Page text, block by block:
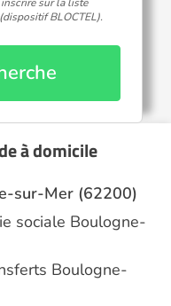
BLOCTEL).
à domicile
sur-Mer (62200)
sociale Boulogne-
Boulogne-